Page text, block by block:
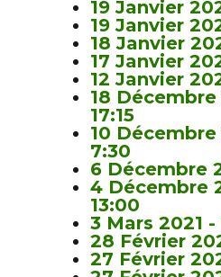
19 Janvier
19 Janvier
18 Janvier
17 Janvier
12 Janvier
18 Décembre
17:15
10 Décembre
7:30
6 Décembre
4 Décembre
13:00
3 Mars 2021 -
28 Février
27 Février